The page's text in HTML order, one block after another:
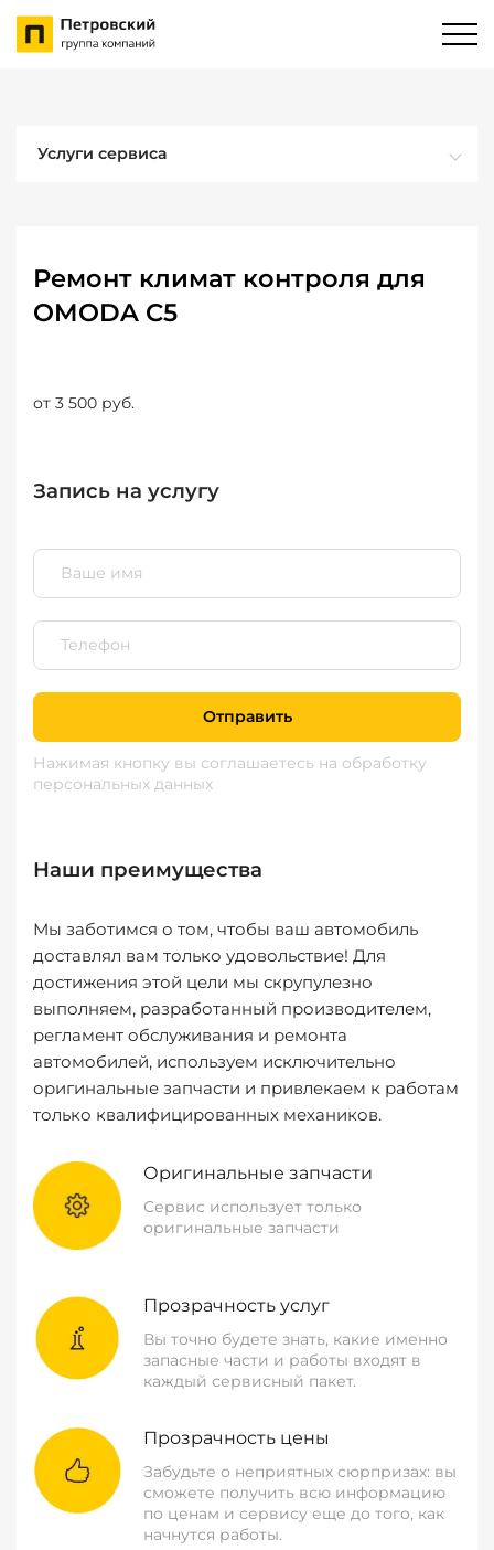
Услуги сервиса
Ремонт климат контроля для
OMODA C5
от 3 500 руб.
Запись на услугу
Отправить
Нажимая кнопку вы соглашаетесь на обработку
персональных данных
Наши преимущества
Мы заботимся о том, чтобы ваш автомобиль
доставлял вам только удовольствие! Для
достижения этой цели мы скрупулезно
выполняем, разработанный производителем,
регламент обслуживания и ремонта
автомобилей, используем исключительно
оригинальные запчасти и привлекаем к работам
только квалифицированных механиков.
Оригинальные запчасти
Сервис использует только
оригинальные запчасти
Прозрачность услуг
Вы точно будете знать, какие именно
запасные части и работы входят в
каждый сервисный пакет.
Прозрачность цены
Забудьте о неприятных сюрпризах: вы
сможете получить всю информацию
по ценам и сервису еще до того, как
начнутся работы.